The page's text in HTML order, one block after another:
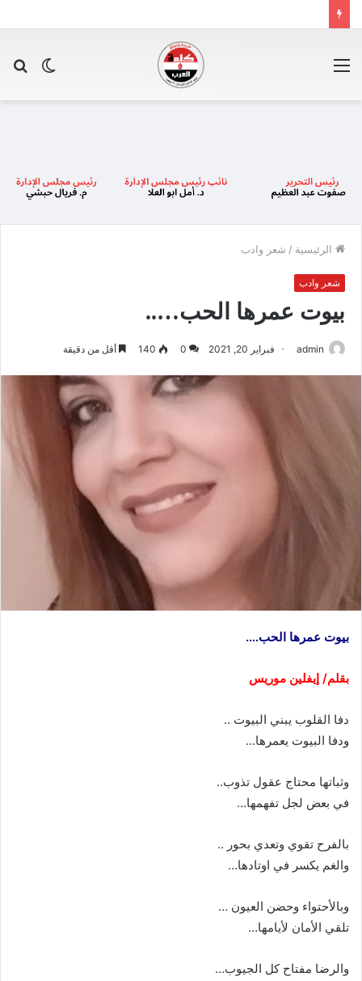
الوضع
الرئيسية / شعر وادب
شعر وادب
بيوت عمرها الحب…..
admin فبراير 20, 2021 0
140 أقل من دقيقة
بيوت عمرها الحب….
بقلم/ إيفلين موريس
دفا القلوب يبني البيوت ..
ودفا البيوت يعمرها…
وثباتها محتاج عقول تذوب..
في بعض لجل تفهمها…
بالفرح تقوي وتعدي بحور ..
والغم يكسر في اوتادها…
وبالأحتواء وحضن العيون …
تلقي الأمان لأيامها…
والرضا مفتاح كل الجيوب…